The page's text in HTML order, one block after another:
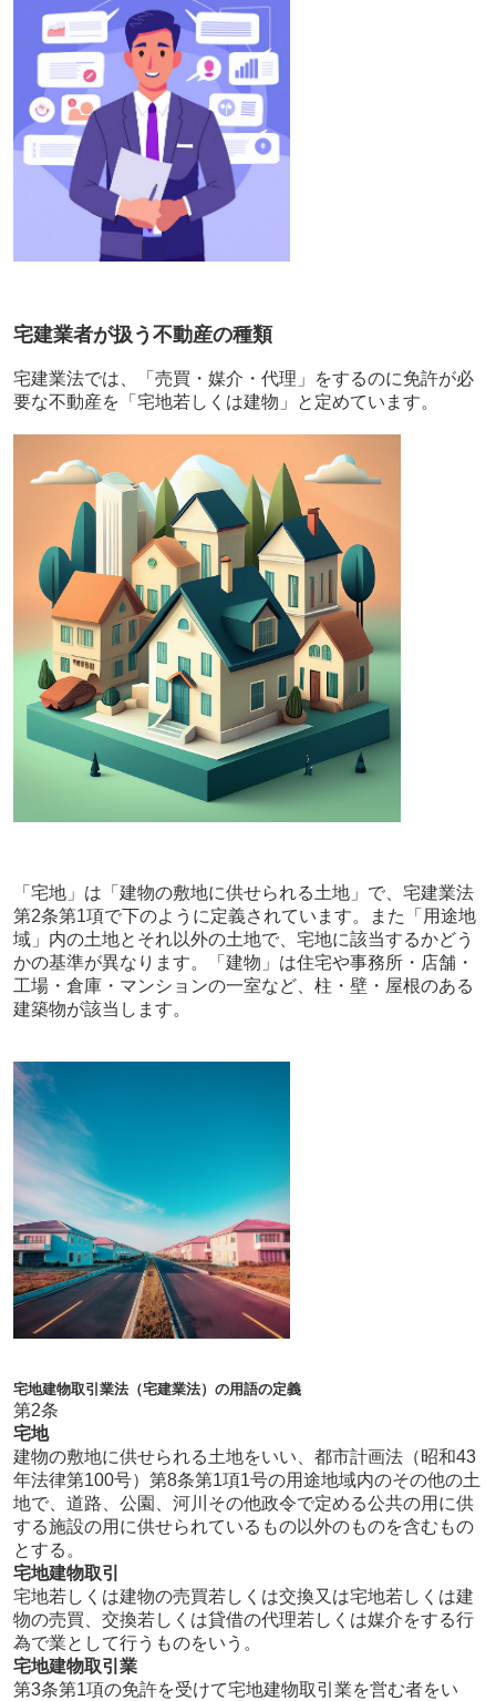
宅建業者が扱う不動産の種類
宅建業法では、「売買・媒介・代理」をするのに免許が必
要な不動産を「宅地若しくは建物」と定めています。
「宅地」は「建物の敷地に供せられる土地」で、宅建業法
第2条第1項で下のように定義されています。また「用途地
域」内の土地とそれ以外の土地で、宅地に該当するかどう
かの基準が異なります。「建物」は住宅や事務所・店舗・
工場・倉庫・マンションの一室など、柱・壁・屋根のある
建築物が該当します。
宅地建物取引業法（宅建業法）の用語の定義
第2条
宅地
建物の敷地に供せられる土地をいい、都市計画法（昭和43
年法律第100号）第8条第1項1号の用途地域内のその他の土
地で、道路、公園、河川その他政令で定める公共の用に供
する施設の用に供せられているもの以外のものを含むもの
とする。
宅地建物取引
宅地若しくは建物の売買若しくは交換又は宅地若しくは建
物の売買、交換若しくは貸借の代理若しくは媒介をする行
為で業として行うものをいう。
宅地建物取引業
第3条第1項の免許を受けて宅地建物取引業を営む者をい